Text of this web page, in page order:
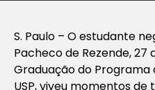
S. Paulo – O estudante
Pacheco de Rezende, 27
Graduação do Programa
USP, viveu momentos